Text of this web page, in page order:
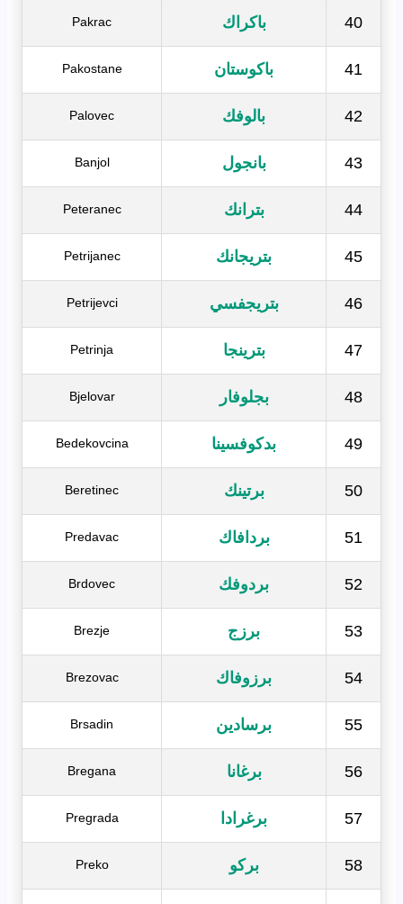
40 باكراك Pakrac
41 باكوستان Pakostane
42 بالوفك Palovec
43 بانجول Banjol
44 بترانك Peteranec
45 بتريجانك Petrijanec
46 بتريجفسي Petrijevci
47 بترينجا Petrinja
48 بجلوفار Bjelovar
49 بدكوفسينا Bedekovcina
50 برتينك Beretinec
51 بردافاك Predavac
52 بردوفك Brdovec
53 برزج Brezje
54 برزوفاك Brezovac
55 برسادين Brsadin
56 برغانا Bregana
57 برغرادا Pregrada
58 بركو Preko